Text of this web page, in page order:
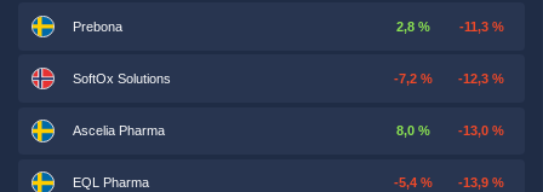
Prebona 2,8 % -11,3 %
SoftOx Solutions -7,2 % -12,3 %
Ascelia Pharma 8,0 % -13,0 %
EQL Pharma -5,4 % -13,9 %